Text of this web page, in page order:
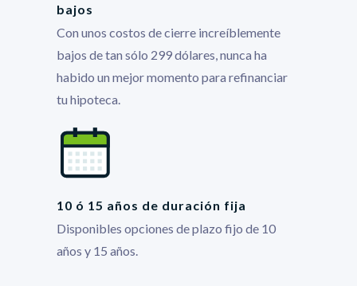
bajos
Con unos costos de cierre increíblemente
bajos de tan sólo 299 dólares, nunca ha
habido un mejor momento para refinanciar
tu hipoteca.
10 ó 15 años de duración fija
Disponibles opciones de plazo fijo de 10
años y 15 años.